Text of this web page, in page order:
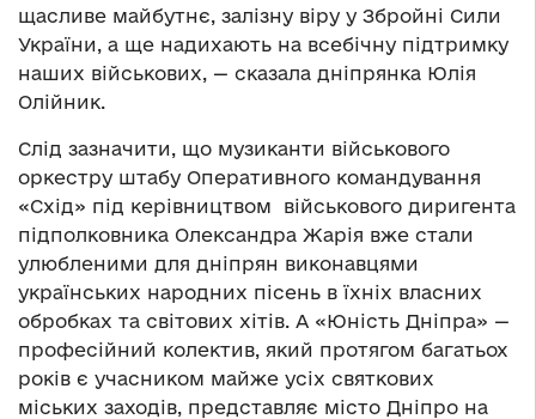
щасливе майбутнє, залізну віру у Збройні Сили
України, а ще надихають на всебічну підтримку
наших військових, — сказала дніпрянка Юлія
Олійник.
Слід зазначити, що музиканти військового
оркестру штабу Оперативного командування
«Схід» під керівництвом військового диригента
підполковника Олександра Жарія вже стали
улюбленими для дніпрян виконавцями
українських народних пісень в їхніх власних
обробках та світових хітів. А «Юність Дніпра» —
професійний колектив, який протягом багатьох
років є учасником майже усіх святкових
міських заходів, представляє місто Дніпро на